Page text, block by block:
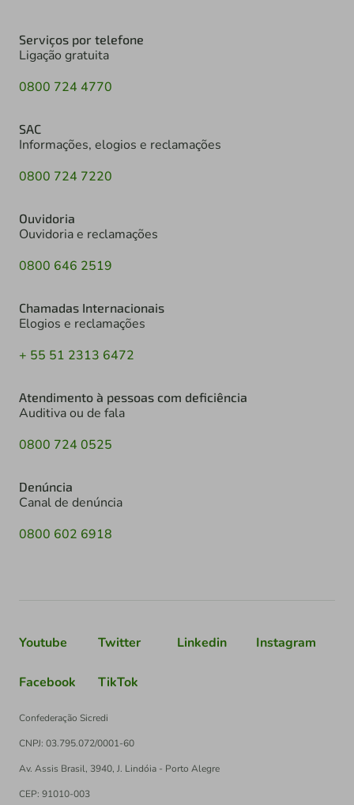
Serviços por telefone
Ligação gratuita
0800 724 4770
SAC
Informações, elogios e reclamações
0800 724 7220
Ouvidoria
Ouvidoria e reclamações
0800 646 2519
Chamadas Internacionais
Elogios e reclamações
+ 55 51 2313 6472
Atendimento à pessoas com deficiência
Auditiva ou de fala
0800 724 0525
Denúncia
Canal de denúncia
0800 602 6918
Youtube Twitter Linkedin Instagram
Facebook TikTok
Confederação Sicredi
CNPJ: 03.795.072/0001-60
Av. Assis Brasil, 3940, J. Lindóia - Porto Alegre
CEP: 91010-003